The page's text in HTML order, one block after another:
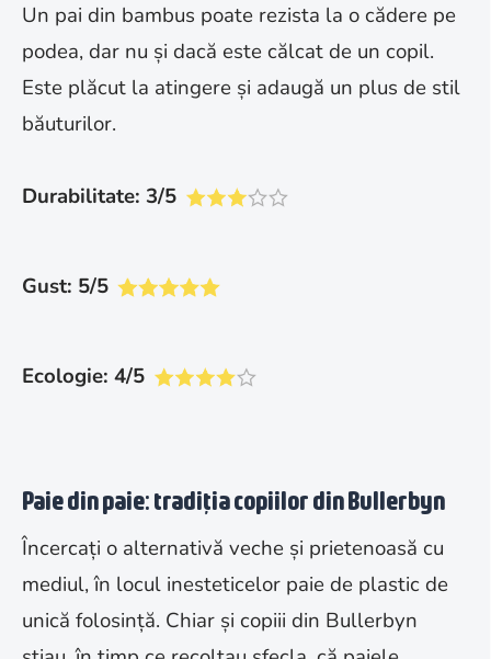
Un pai din bambus poate rezista la o cădere pe
podea, dar nu și dacă este călcat de un copil.
Este plăcut la atingere și adaugă un plus de stil
băuturilor.
Durabilitate: 3/5
Gust: 5/5
Ecologie: 4/5
Paie din paie: tradiția copiilor din Bullerbyn
Încercați o alternativă veche și prietenoasă cu
mediul, în locul inesteticelor paie de plastic de
unică folosință. Chiar și copiii din Bullerbyn